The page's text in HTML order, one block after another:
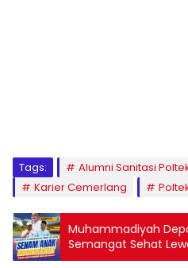
Tags:
Alumni Sanitasi
Karier Cemerlang
Muhammadiyah
Semangat Sehat
Indonesia Hebat”